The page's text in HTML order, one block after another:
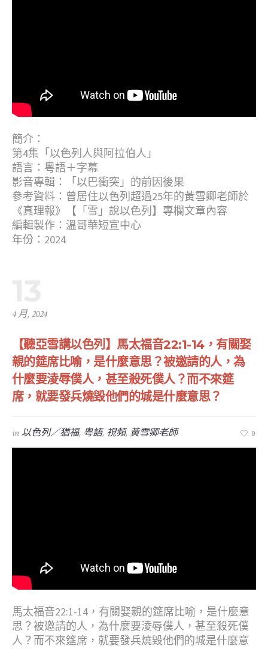
簡介：
第4集「以色列人與阿拉伯人」
語言：粵語＋字幕
影音專輯：「以巴衝突」的前因後果
參考資料：曾居住以色列超過25年的黃雪卿老師於
《真理報》【「雪」說以色列】專欄文章內容
編輯製作：溫哥華短宣中心
年份：2024
4 月, 2024
【聽亞雪講以色列】馬太福音22:1-14，有關娶
親的筵席比喻，是什麼意思？被邀請的人，為
什麼要淩辱僕人，甚至殺死僕人？而不來筵
席，就要發兵燒毀他們的城是什麼意思？
in 以色列／猶福, 粤語, 視頻,黃雪卿老師 0
馬太福音22:1-14，有關娶親的筵席比喻，是什麼意
思？被邀請的人，為什麼要淩辱僕人，甚至殺死僕
人？而不來筵席，就要發兵燒毀他們的城是什麼意